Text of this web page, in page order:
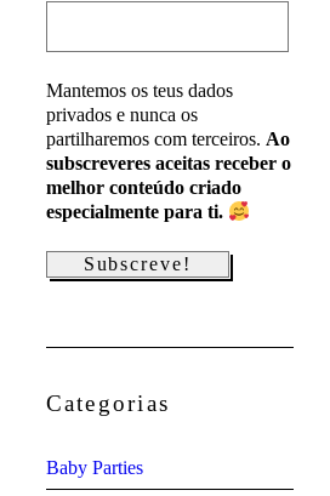
Mantemos os teus dados
privados e nunca os
partilharemos com terceiros. Ao
subscreveres aceitas receber o
melhor conteúdo criado
especialmente para ti.
Categorias
Baby Parties